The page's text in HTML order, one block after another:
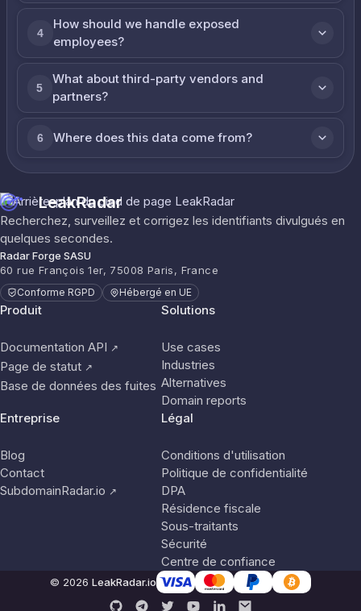
4
How should we handle exposed
employees?
5
What about third-party vendors and
partners?
6 Where does this data come from?
LeakRadar
Recherchez, surveillez et corrigez les identifiants divulgués en
quelques secondes.
Radar Forge SASU
60 rue François 1er, 75008 Paris, France
Conforme RGPD Hébergé en UE
Produit
Documentation API ↗
Page de statut ↗
Base de données des fuites
Solutions
Use cases
Industries
Alternatives
Domain reports
Entreprise
Blog
Contact
SubdomainRadar.io ↗
Légal
Conditions d'utilisation
Politique de confidentialité
DPA
Résidence fiscale
Sous-traitants
Sécurité
Centre de confiance
© 2026 LeakRadar.io